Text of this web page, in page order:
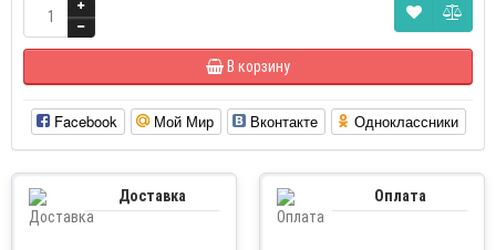
В корзину
Facebook Мой Мир Вконтакте Одноклассники
Доставка Оплата